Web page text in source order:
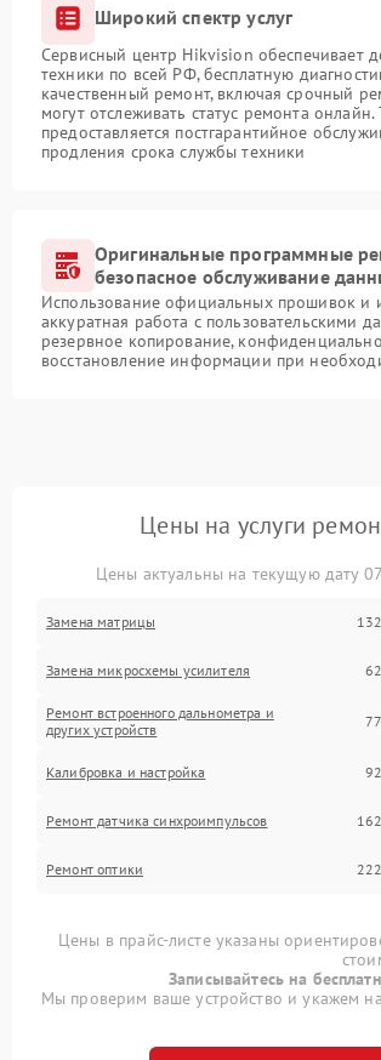
Широкий спектр услуг
Сервисный центр Hikvision обеспечивает
техники по всей РФ, бесплатную
качественный ремонт, включая срочный
могут отслеживать статус ремонта онлайн.
предоставляется постгарантийное
продления срока службы техники
Оригинальные программные
безопасное обслуживание
Использование официальных прошивок и
аккуратная работа с пользовательскими
резервное копирование,
восстановление информации при
Цены на услуги
Цены актуальны на текущую дату
Замена матрицы
Замена микросхемы усилителя
Ремонт встроенного дальнометра и
других устройств
Калибровка и настройка
Ремонт датчика синхроимпульсов
Ремонт оптики
Цены в прайс-листе указаны
Записывайтесь на
Мы проверим ваше устройство и укажем